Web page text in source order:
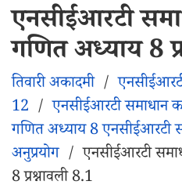
एनसीईआरटी
गणित अध्याय 8
तिवारी अकादमी/
12 /एनसीईआरटी समाधान
गणित अध्याय 8 एनसीईआरटी
अनुप्रयोग/एनसीईआरटी
8 प्रश्नावली 8.1